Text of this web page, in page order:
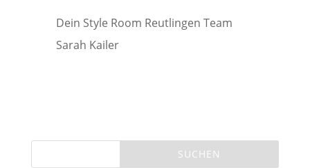
Dein Style Room Reutlingen Team
Sarah Kailer